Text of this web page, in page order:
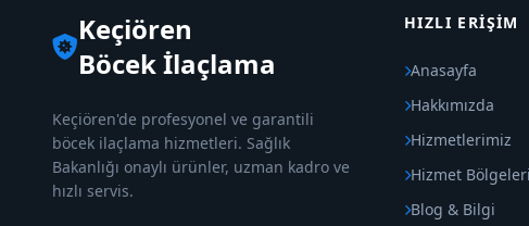
Keçiören
Böcek İlaçlama
Keçiören'de profesyonel ve garantili
böcek ilaçlama hizmetleri. Sağlık
Bakanlığı onaylı ürünler, uzman kadro ve
hızlı servis.
HIZLI ERIŞIM
Anasayfa
Hakkımızda
Hizmetlerimiz
Hizmet Bölgeleri
Blog & Bilgi